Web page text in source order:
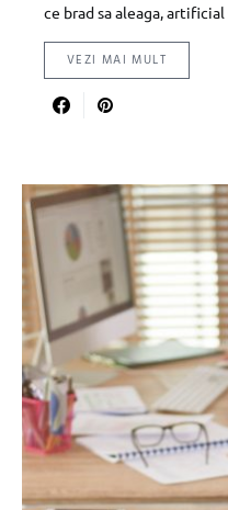
ce brad sa aleaga,
VEZI MAI MULT